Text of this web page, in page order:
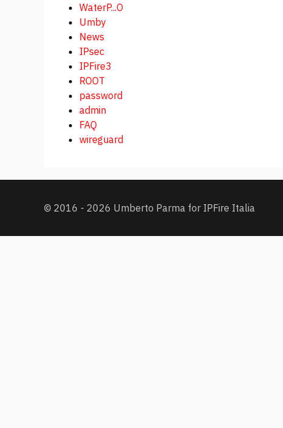
WaterP...O
Umby
News
IPsec
IPFire3
ROOT
password
admin
FAQ
wireguard
© 2016 - 2026 Umberto Parma for IPFire Italia